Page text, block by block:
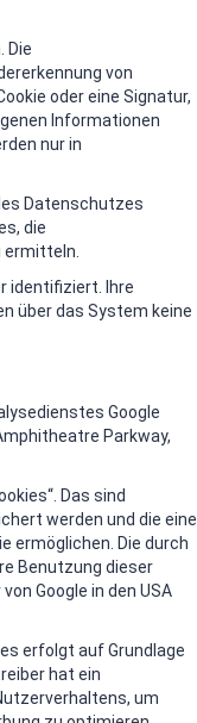
Die
von
oder eine Signatur,
Informationen
nur in
Datenschutzes
die
ermitteln.
identifiziert. Ihre
über das System keine
Google
Parkway,
Das sind
werden und die eine
ermöglichen. Die durch
Benutzung dieser
Google in den USA
erfolgt auf Grundlage
hat ein
um